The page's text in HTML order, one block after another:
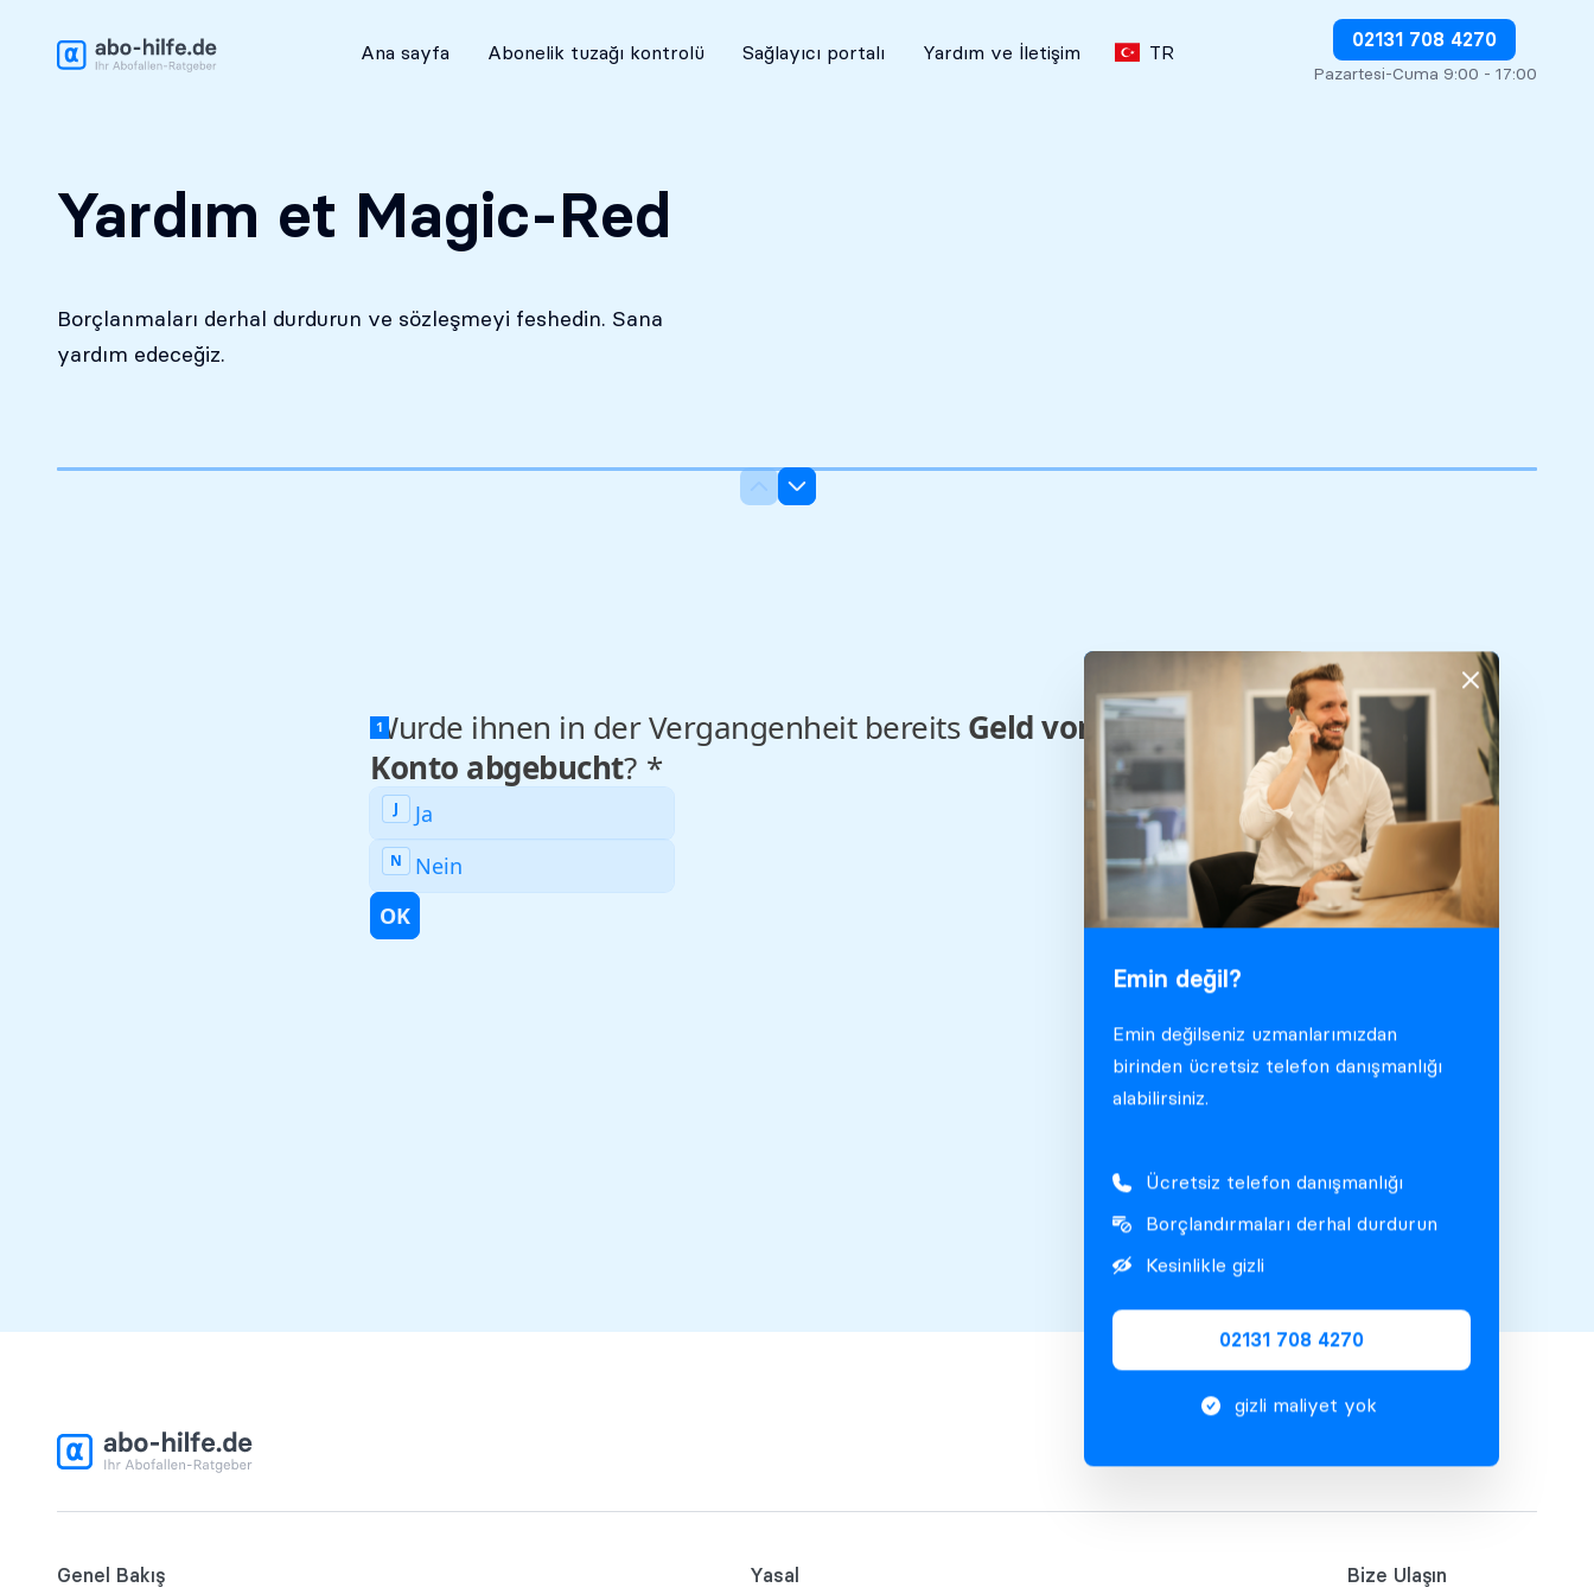
Ana sayfa Abonelik tuzağı kontrolü Sağlayıcı portalı Yardım ve İletişim TR
02131 708 4270
Pazartesi-Cuma 9:00 - 17:00
Borçlandırmaları derhal durdurun
Yardım et Magic-Red
Borçlanmaları derhal durdurun ve sözleşmeyi feshedin. Sana
yardım edeceğiz.
Emin değil?
Emin değilseniz uzmanlarımızdan
birinden ücretsiz telefon danışmanlığı
alabilirsiniz.
Ücretsiz telefon danışmanlığı
Borçlandırmaları derhal durdurun
Kesinlikle gizli
02131 708 4270
gizli maliyet yok
Genel Bakış Yasal Bize Ulaşın